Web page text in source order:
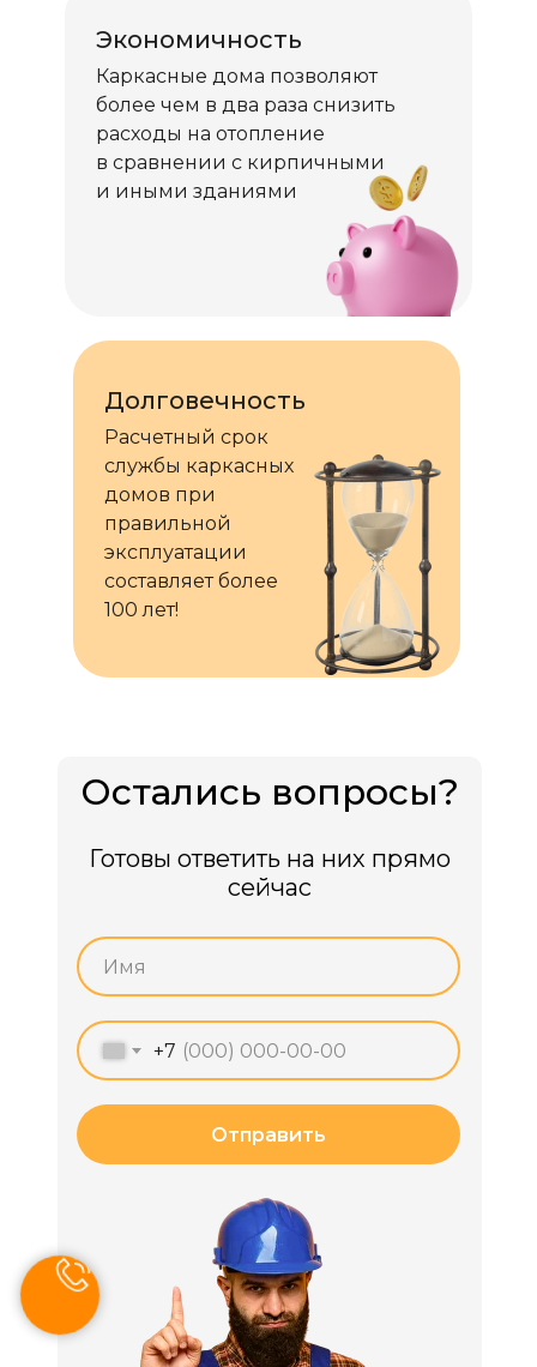
Экономичность
Каркасные дома позволяют
более чем в два раза снизить
расходы на отопление
в сравнении с кирпичными
и иными зданиями
Долговечность
Расчетный срок
службы каркасных
домов при
правильной
эксплуатации
составляет более
100 лет!
Остались вопросы?
Готовы ответить на них прямо
сейчас
+7
Отправить